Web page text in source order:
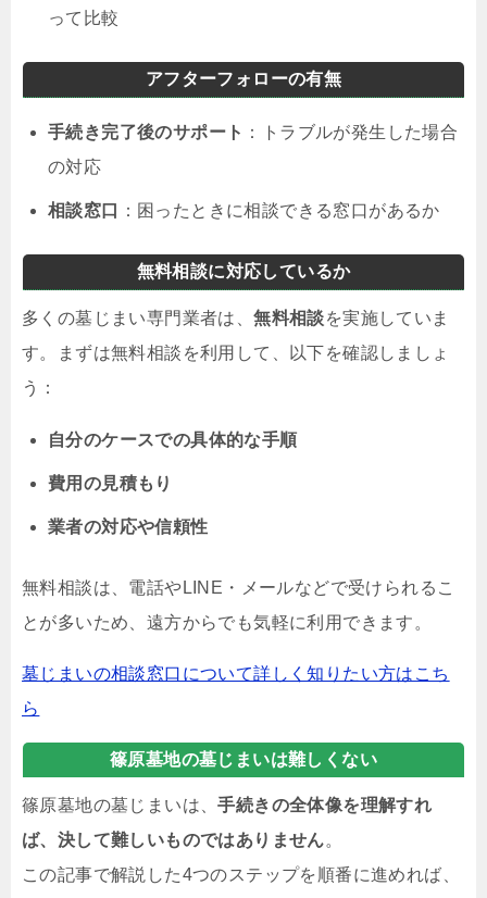
って比較
アフターフォローの有無
手続き完了後のサポート ：トラブルが発生した場合
の対応
相談窓口 ：困ったときに相談できる窓口があるか
無料相談に対応しているか
多くの墓じまい専門業者は、無料相談を実施していま
す。まずは無料相談を利用して、以下を確認しましょ
う：
自分のケースでの具体的な手順
費用の見積もり
業者の対応や信頼性
無料相談は、電話やLINE・メールなどで受けられるこ
とが多いため、遠方からでも気軽に利用できます。
墓じまいの相談窓口について詳しく知りたい方はこち
ら
篠原墓地の墓じまいは難しくない
篠原墓地の墓じまいは、手続きの全体像を理解すれ
ば、決して難しいものではありません。
この記事で解説した4つのステップを順番に進めれば、